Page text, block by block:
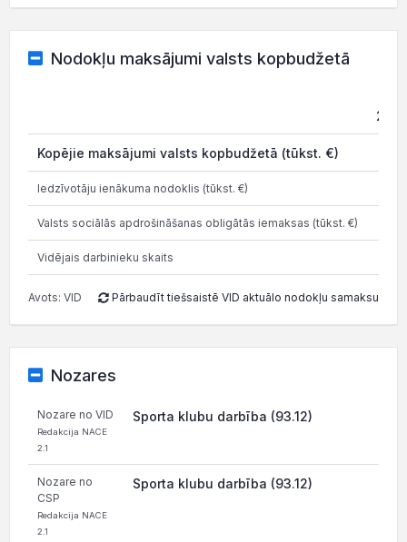
Nodokļu maksājumi valsts kopbudžetā
2021
Kopējie maksājumi valsts kopbudžetā (tūkst. €)
Iedzīvotāju ienākuma nodoklis (tūkst. €)
Valsts sociālās apdrošināšanas obligātās iemaksas (tūkst. €)
Vidējais darbinieku skaits
Avots: VID Pārbaudīt tiešsaistē VID aktuālo nodokļu samaksu
Nozares
Nozare no VID
Redakcija NACE
2.1
Sporta klubu darbība (93.12)
Nozare no
CSP
Redakcija NACE
2.1
Sporta klubu darbība (93.12)